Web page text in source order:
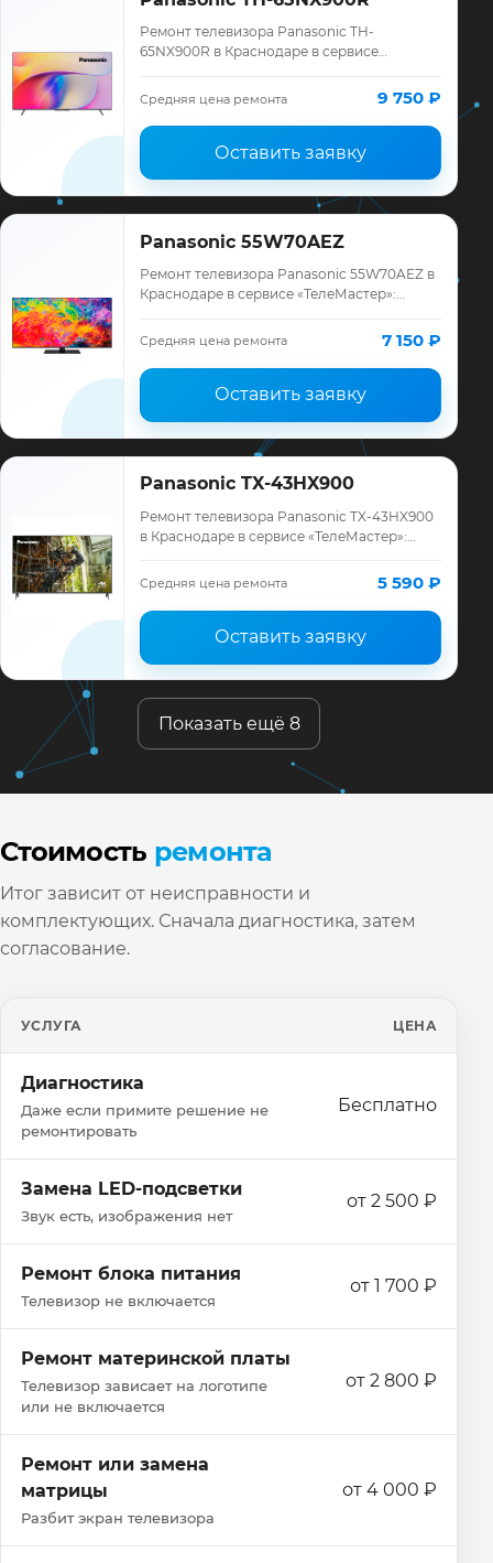
Ремонт телевизора Panasonic TH-
65NX900R в Краснодаре в сервисе
Panasonic, смета до ремонта, запчасти и
гарантия до 12 мес…
Средняя цена ремонта 9 750 ₽
Оставить заявку
Panasonic 55W70AEZ
Ремонт телевизора Panasonic 55W70AEZ в
Краснодаре в сервисе «ТелеМастер»:
ремонта, запчасти и гарантия до 12
Средняя цена ремонта 7 150 ₽
Оставить заявку
Panasonic TX-43HX900
Ремонт телевизора Panasonic TX-43HX900
в Краснодаре в сервисе «ТелеМастер»:
ремонта, запчасти и гарантия до 12 меся…
Средняя цена ремонта 5 590 ₽
Оставить заявку
Показать ещё 8
Стоимость ремонта
Итог зависит от неисправности и
комплектующих. Сначала диагностика, затем
согласование.
УСЛУГА ЦЕНА
Диагностика
Даже если примите решение не
ремонтировать
Бесплатно
Замена LED-подсветки
Звук есть, изображения нет
от 2 500 ₽
Ремонт блока питания
Телевизор не включается
от 1 700 ₽
Ремонт материнской платы
Телевизор зависает на логотипе
или не включается
от 2 800 ₽
Ремонт или замена
матрицы
Разбит экран телевизора
от 4 000 ₽